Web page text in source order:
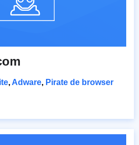
, Adware, Pirate de browser